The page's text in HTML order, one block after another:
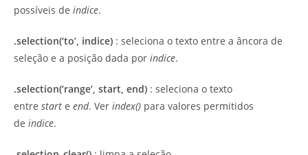
possíveis de indice.
.selection(‘to’, indice) : seleciona o texto entre a âncora de
seleção e a posição dada por indice.
.selection(‘range’, start, end) : seleciona o texto
entre start e end. Ver index() para valores permitidos
de indice.